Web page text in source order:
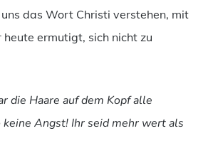
das Wort Christi verstehen, mit
heute ermutigt, sich nicht zu
die Haare auf dem Kopf alle
Angst! Ihr seid mehr wert als